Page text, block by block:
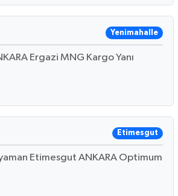
Yenimahalle
Ergazi MNG Kargo Yanı
Etimesgut
Etimesgut ANKARA Optimum